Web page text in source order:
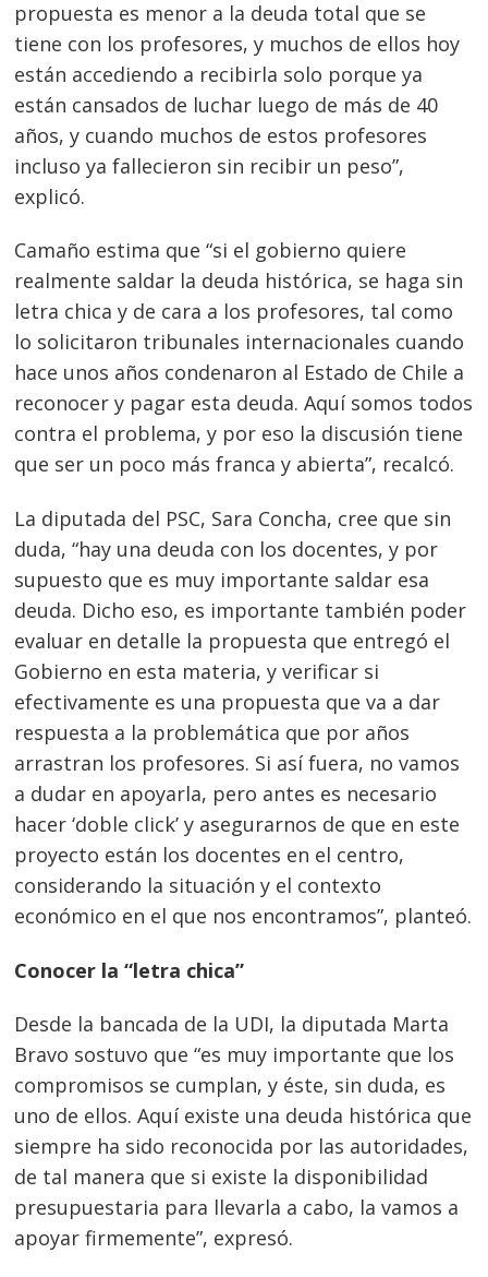
propuesta es menor a la deuda total que se
tiene con los profesores, y muchos de ellos hoy
están accediendo a recibirla solo porque ya
están cansados de luchar luego de más de 40
años, y cuando muchos de estos profesores
incluso ya fallecieron sin recibir un peso”,
explicó.
Camaño estima que “si el gobierno quiere
realmente saldar la deuda histórica, se haga sin
letra chica y de cara a los profesores, tal como
lo solicitaron tribunales internacionales cuando
hace unos años condenaron al Estado de Chile a
reconocer y pagar esta deuda. Aquí somos todos
contra el problema, y por eso la discusión tiene
que ser un poco más franca y abierta”, recalcó.
La diputada del PSC, Sara Concha, cree que sin
duda, “hay una deuda con los docentes, y por
supuesto que es muy importante saldar esa
deuda. Dicho eso, es importante también poder
evaluar en detalle la propuesta que entregó el
Gobierno en esta materia, y verificar si
efectivamente es una propuesta que va a dar
respuesta a la problemática que por años
arrastran los profesores. Si así fuera, no vamos
a dudar en apoyarla, pero antes es necesario
hacer ‘doble click’ y asegurarnos de que en este
proyecto están los docentes en el centro,
considerando la situación y el contexto
económico en el que nos encontramos”, planteó.
Conocer la “letra chica”
Desde la bancada de la UDI, la diputada Marta
Bravo sostuvo que “es muy importante que los
compromisos se cumplan, y éste, sin duda, es
uno de ellos. Aquí existe una deuda histórica que
siempre ha sido reconocida por las autoridades,
de tal manera que si existe la disponibilidad
presupuestaria para llevarla a cabo, la vamos a
apoyar firmemente”, expresó.
Navegación
de
entradas